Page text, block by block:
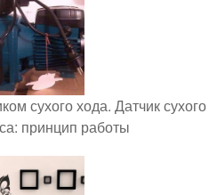
сухого хода. Датчик сухого
принцип работы